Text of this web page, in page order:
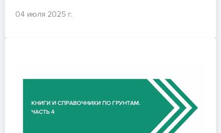
04 июля 2025 г.